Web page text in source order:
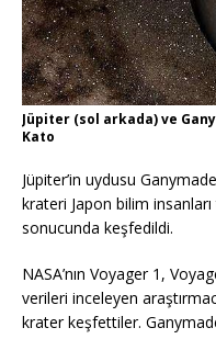
Jüpiter (sol arkada) ve
Kato
Jüpiter’in uydusu
krateri Japon bilim
sonucunda keşfedildi.
NASA’nın Voyager 1,
verileri inceleyen
krater keşfettiler.